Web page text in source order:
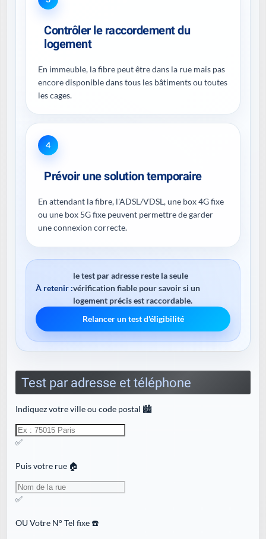
Contrôler le raccordement du
logement
En immeuble, la fibre peut être dans la rue mais pas
encore disponible dans tous les bâtiments ou toutes
les cages.
4
Prévoir une solution temporaire
En attendant la fibre, l'ADSL/VDSL, une box 4G fixe
ou une box 5G fixe peuvent permettre de garder
une connexion correcte.
À retenir :
le test par adresse reste la seule
vérification fiable pour savoir si un
logement précis est raccordable.
Relancer un test d'éligibilité
Test par adresse et téléphone
Indiquez votre ville ou code postal 🏙️
✅
Puis votre rue 🏠
✅
OUVotre N° Tel fixe ☎️